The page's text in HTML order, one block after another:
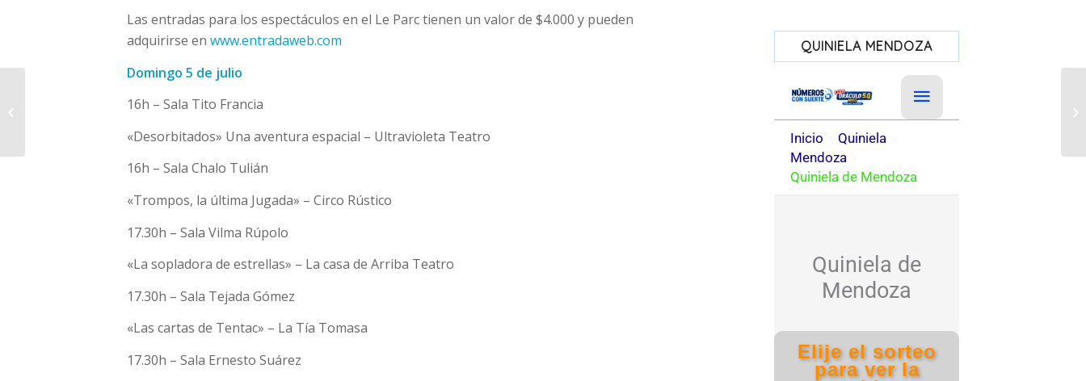
Las entradas para los espectáculos en el Le Parc tienen un valor de $4.000 y pueden
adquirirse en www.entradaweb.com
Domingo 5 de julio
16h – Sala Tito Francia
«Desorbitados» Una aventura espacial – Ultravioleta Teatro
16h – Sala Chalo Tulián
«Trompos, la última Jugada» – Circo Rústico
17.30h – Sala Vilma Rúpolo
«La sopladora de estrellas» – La casa de Arriba Teatro
17.30h – Sala Tejada Gómez
«Las cartas de Tentac» – La Tía Tomasa
17.30h – Sala Ernesto Suárez
QUINIELA MENDOZA
a Manuel Belgrano y